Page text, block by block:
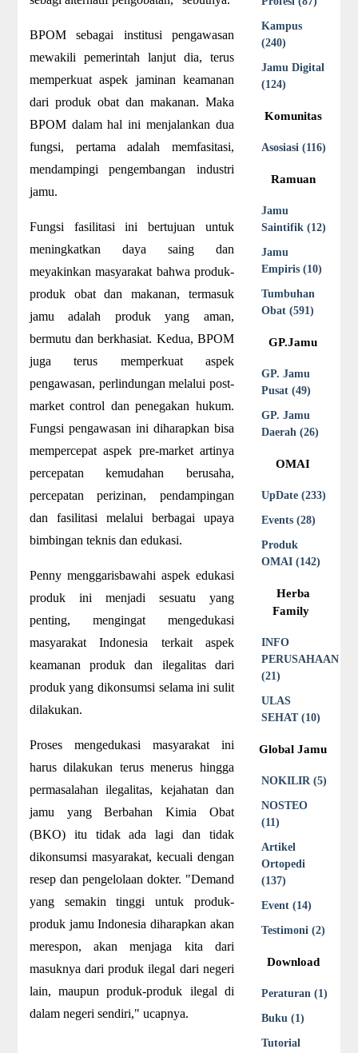
BPOM sebagai institusi pengawasan
mewakili pemerintah lanjut dia, terus
memperkuat aspek jaminan keamanan
dari produk obat dan makanan. Maka
BPOM dalam hal ini menjalankan dua
fungsi, pertama adalah memfasitasi,
mendampingi pengembangan industri
jamu.
Fungsi fasilitasi ini bertujuan untuk
meningkatkan daya saing dan
meyakinkan masyarakat bahwa produk-
produk obat dan makanan, termasuk
jamu adalah produk yang aman,
bermutu dan berkhasiat. Kedua, BPOM
juga terus memperkuat aspek
pengawasan, perlindungan melalui post-
market control dan penegakan hukum.
Fungsi pengawasan ini diharapkan bisa
mempercepat aspek pre-market artinya
percepatan kemudahan berusaha,
percepatan perizinan, pendampingan
dan fasilitasi melalui berbagai upaya
bimbingan teknis dan edukasi.
Penny menggarisbawahi aspek edukasi
produk ini menjadi sesuatu yang
penting, mengingat mengedukasi
masyarakat Indonesia terkait aspek
keamanan produk dan ilegalitas dari
produk yang dikonsumsi selama ini sulit
dilakukan.
Proses mengedukasi masyarakat ini
harus dilakukan terus menerus hingga
permasalahan ilegalitas, kejahatan dan
jamu yang Berbahan Kimia Obat
(BKO) itu tidak ada lagi dan tidak
dikonsumsi masyarakat, kecuali dengan
resep dan pengelolaan dokter. "Demand
yang semakin tinggi untuk produk-
produk jamu Indonesia diharapkan akan
merespon, akan menjaga kita dari
masuknya dari produk ilegal dari negeri
lain, maupun produk-produk ilegal di
dalam negeri sendiri," ucapnya.
Kampus
(240)
Jamu Digital
(124)
Komunitas
Asosiasi (116)
Ramuan
Jamu
Saintifik (12)
Jamu
Empiris (10)
Tumbuhan
Obat (591)
GP.Jamu
GP. Jamu
Pusat (49)
GP. Jamu
Daerah (26)
OMAI
UpDate (233)
Events (28)
Produk
OMAI (142)
Herba
Family
INFO
PERUSAHAAN
(21)
ULAS
SEHAT (10)
Global Jamu
NOKILIR (5)
NOSTEO
(11)
Artikel
Ortopedi
(137)
Event (14)
Testimoni (2)
Download
Peraturan (1)
Buku (1)
Tutorial